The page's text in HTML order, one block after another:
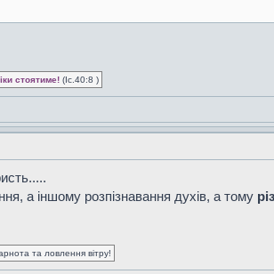
стоятиме! (Іс.40:8 )
а іншому розпізнавання духів, а тому
та ловлення вітру!